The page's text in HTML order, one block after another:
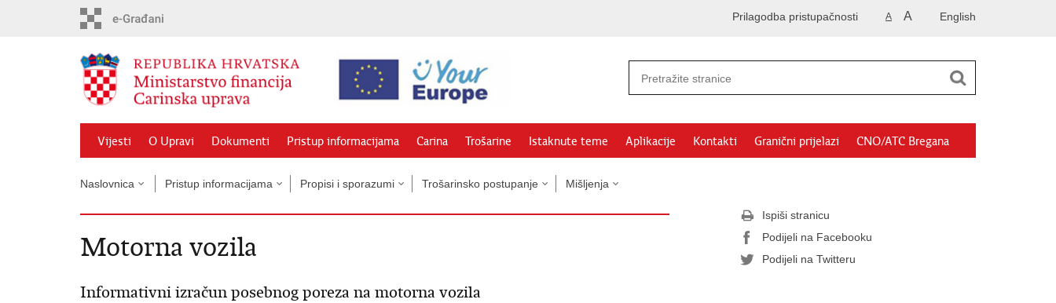
English
A A
Prilagodba pristupačnosti
Vijesti O Upravi Dokumenti Pristup informacijama Carina Trošarine Istaknute teme Aplikacije Kontakti Granični prijelazi CNO/ATC Bregana
Naslovnica Pristup informacijama Propisi i sporazumi Trošarinsko postupanje Mišljenja
Motorna vozila
Informativni izračun posebnog poreza na motorna vozila
Ispiši stranicu
Podijeli na Facebooku
Podijeli na Twitteru